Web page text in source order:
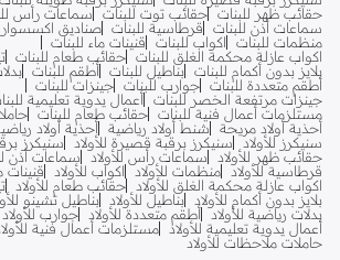
حقائب ظهر للبنات حقائب توت للبنات
سماعات رأس
سماعات أذن للبنات
قرطاسية للبنات صناديق
منظمات للبنات
اكواب للبنات
قنينات ماء للبنات
اكواب عازلة محكمة الغلق للبنات حقائب طعام للبنات
بلايز بدون أكمام للبنات بناطيل للبنات أطقم للبنات
أطقم متعددة للبنات جوارب للبنات جينزات للبنات
جينزات مرتفعة الخصر للبنات أعمال يدوية تعليمية
مستلزمات أعمال فنية للبنات حقائب طعام للبنات
أحذية أولاد مريحة
شنط أولاد رياضية أحذية أولاد
سنيكرز للأولاد
سنيكرز برقبة قصيرة للأولاد
سنيكرز
حقائب ظهر للأولاد
سماعات رأس للأولاد
سماعات أذن
قرطاسية للأولاد منظمات للأولاد اكواب للأولاد
قنينات
اكواب عازلة محكمة الغلق للأولاد حقائب طعام للأولاد
بلايز بدون أكمام للأولاد بناطيل للأولاد بناطيل تشينو
بدلات رياضية للأولاد أطقم متعددة للأولاد جوارب للأولاد
أعمال يدوية تعليمية للأولاد مستلزمات أعمال فنية
حاملات ملاحظات للأولاد